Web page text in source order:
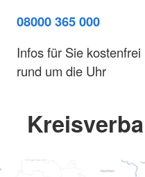
08000 365 000
Infos für Sie kostenfrei
rund um die Uhr